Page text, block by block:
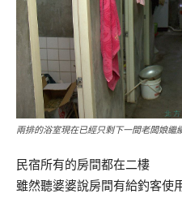
兩排的浴室現在已經只剩下一間老闆娘繼
民宿所有的房間都在二樓
雖然聽婆婆說房間有給釣客使